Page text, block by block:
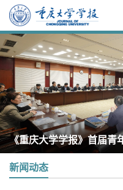
《重庆大学学报》首届青
新闻动态